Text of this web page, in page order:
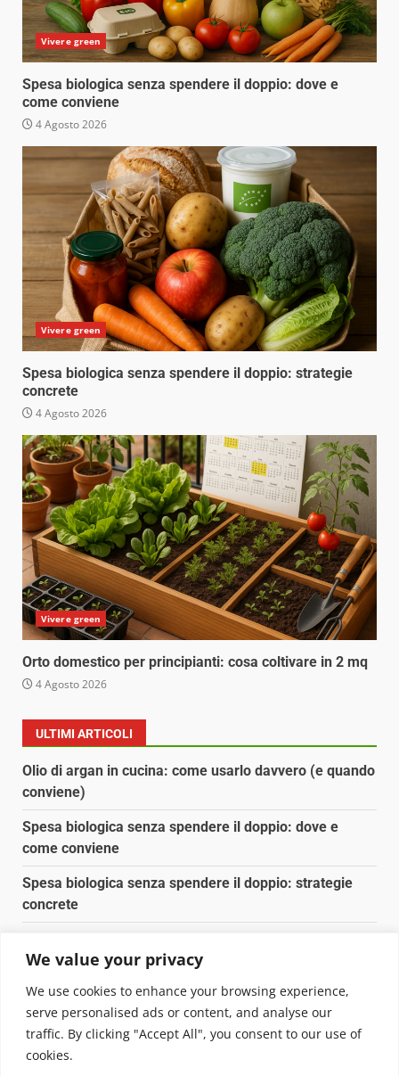
We value your privacy
We use cookies to enhance your browsing experience,
serve personalised ads or content, and analyse our
traffic. By clicking "Accept All", you consent to our use of
cookies.
Vivere green
Spesa biologica senza spendere il doppio: dove e
come conviene
4 Agosto 2026
Vivere green
Spesa biologica senza spendere il doppio: strategie
concrete
4 Agosto 2026
Vivere green
Orto domestico per principianti: cosa coltivare in 2 mq
4 Agosto 2026
ULTIMI ARTICOLI
Olio di argan in cucina: come usarlo davvero (e quando
conviene)
Spesa biologica senza spendere il doppio: dove e
come conviene
Spesa biologica senza spendere il doppio: strategie
concrete
Pulizia naturale della casa: 3 ingredienti che
sostituiscono 10 prodotti chimici
Copyright © 2025 Biopianeta.it proprietà di Jws Media